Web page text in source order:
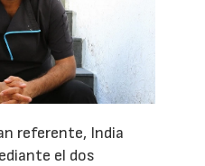
referente, India
el dos